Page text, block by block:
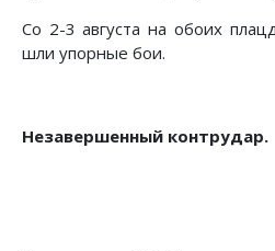
Со 2-3 августа на обоих
шли упорные бои.
Незавершенный контрудар.